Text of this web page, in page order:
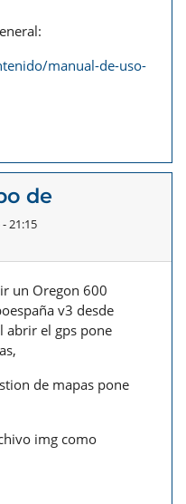
manual-de-uso-
de
21:15
un Oregon 600
v3 desde
abrir el gps pone
de mapas pone
img como